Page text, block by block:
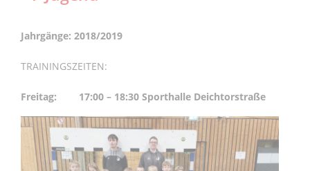
Jahrgänge: 2018/2019
TRAININGSZEITEN:
Freitag: 17:00 – 18:30 Sporthalle Deichtorstraße